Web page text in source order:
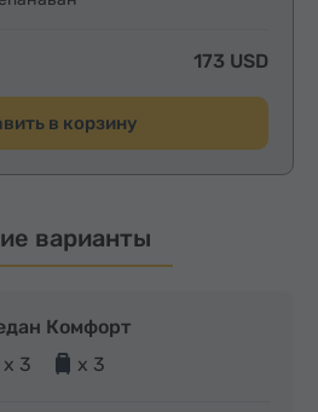
173 USD
в корзину
варианты
Комфорт
x 3
x 3